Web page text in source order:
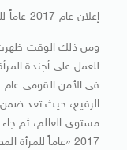
إعلان عام 2017 عاماً للمرأة :
ومن ذلك الوقت ظهرت
للعمل على أجندة
مستوى العالم، ثم
2017 «عاماً